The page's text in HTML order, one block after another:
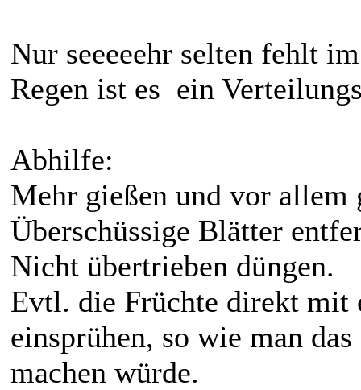
Nur seeeeehr selten fehlt
Regen ist es ein
Abhilfe:
Mehr gießen und vor
Überschüssige Blätter
Nicht übertrieben düngen.
Evtl. die Früchte direkt mit
einsprühen, so wie man
machen würde.